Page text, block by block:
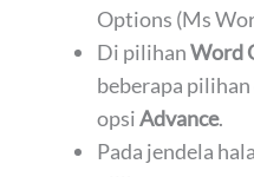
Options (Ms
Di pilihanWord
beberapa
opsiAdvance.
Pada jendela